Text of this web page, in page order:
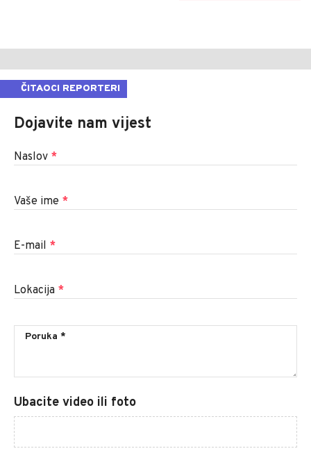
ČITAOCI REPORTERI
Dojavite nam vijest
Naslov *
Vaše ime *
E-mail *
Lokacija *
Ubacite video ili foto